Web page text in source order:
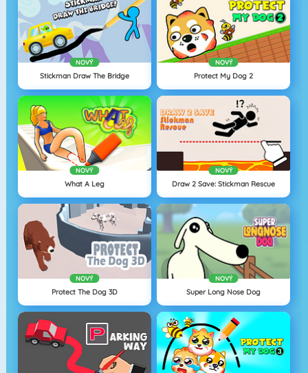
NOVÝ
Stickman Draw The Bridge
NOVÝ
Protect My Dog 2
NOVÝ
What A Leg
NOVÝ
Draw 2 Save: Stickman Rescue
NOVÝ
Protect The Dog 3D
NOVÝ
Super Long Nose Dog